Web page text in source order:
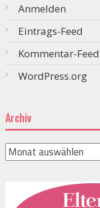
Anmelden
Eintrags-Feed
Kommentar-Feed
WordPress.org
Archiv
Archiv